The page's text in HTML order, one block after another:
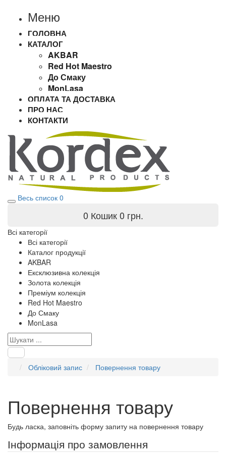
Меню
ГОЛОВНА
КАТАЛОГ
AKBAR
Red Hot Maestro
До Смаку
MonLasa
ОПЛАТА ТА ДОСТАВКА
ПРО НАС
КОНТАКТИ
Весь список 0
0 Кошик0 грн.
Всі категорії
Всі категорії
Каталог продукції
AKBAR
Ексклюзивна колекція
Золота колекція
Преміум колекція
Red Hot Maestro
До Смаку
MonLasa
Обліковий запис Повернення товару
Повернення товару
Будь ласка, заповніть форму запиту на повернення товару
Інформація про замовлення